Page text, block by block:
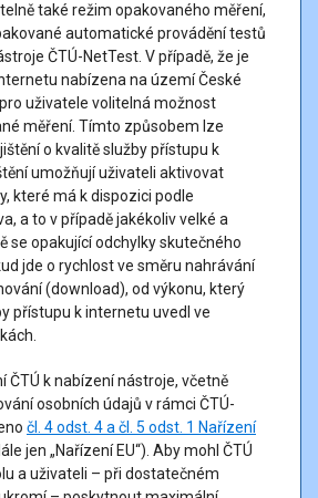
(upload) klesne pod smluvně udávanou
směr datové komunikace, dochází k
neposkytování. I v tomto případě
služby.
povahy přesnosti měřicích nástrojů
webových prohlížečů lze měřicí nástroj
rychlost stahování do (včetně) 500 Mb/s
(včetně) 250 Mb/s hodnoty
.
měření si pozorně přečtěte
které jsou uvedeny v
S dotazy ohledně certifikovaného
nanettest@ctu.gov.cz.
zejména následujícímu:
také režim opakovaného měření,
automatické provádění testů
ČTÚ-NetTest. V případě, že je
nabízena na území České
uživatele volitelná možnost
měření. Tímto způsobem lze
o kvalitě služby přístupu k
umožňují uživateli aktivovat
které má k dispozici podle
a to v případě jakékoliv velké a
se opakující odchylky skutečného
jde o rychlost ve směru nahrávání
(download), od výkonu, který
přístupu k internetu uvedl ve
ČTÚ k nabízení nástroje, včetně
osobních údajů v rámci ČTÚ-
čl. 4 odst. 4 a čl. 5 odst. 1 Nařízení
jen „Nařízení EU“). Aby mohl ČTÚ
a uživateli – při dostatečném